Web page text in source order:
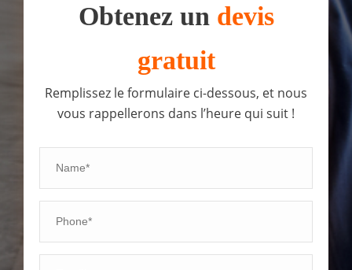
Obtenez un devis
gratuit
Remplissez le formulaire ci-dessous, et nous
vous rappellerons dans l’heure qui suit !